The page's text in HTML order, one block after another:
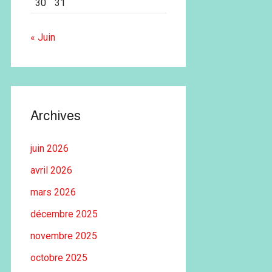
30
31
« Juin
Archives
juin 2026
avril 2026
mars 2026
décembre 2025
novembre 2025
octobre 2025